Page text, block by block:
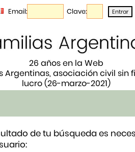
Email: Clave:
26 años en la Web
Argentinas, asociación civil sin
lucro (26-marzo-2021)
de tu búsqueda es